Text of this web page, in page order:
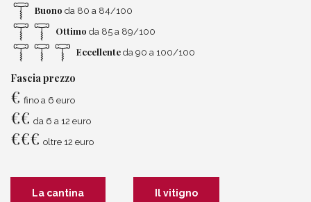
Buono da 80 a 84/100
Ottimo da 85 a 89/100
Eccellente da 90 a 100/100
Fascia prezzo
€ fino a 6 euro
€€ da 6 a 12 euro
€€€ oltre 12 euro
La cantina Il vitigno